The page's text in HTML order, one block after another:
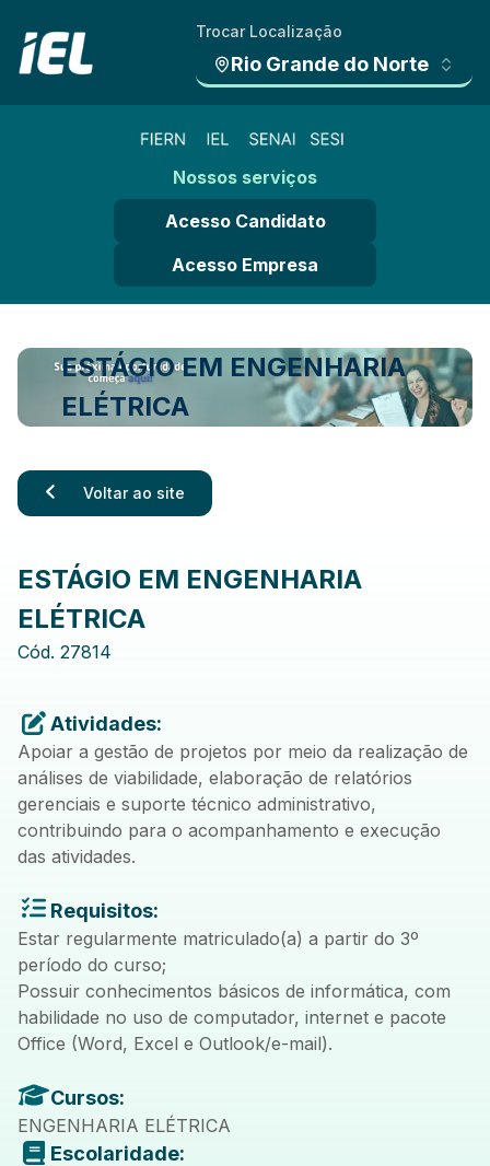
Trocar Localização
Rio Grande do Norte
Nossos serviços
Acesso Candidato
Acesso Empresa
ESTÁGIO EM ENGENHARIA
ELÉTRICA
Voltar ao site
ESTÁGIO EM ENGENHARIA
ELÉTRICA
Cód. 27814
Atividades:
Apoiar a gestão de projetos por meio da realização de
análises de viabilidade, elaboração de relatórios
gerenciais e suporte técnico administrativo,
contribuindo para o acompanhamento e execução
das atividades.
Requisitos:
Estar regularmente matriculado(a) a partir do 3º
período do curso;
Possuir conhecimentos básicos de informática, com
habilidade no uso de computador, internet e pacote
Office (Word, Excel e Outlook/e-mail).
Cursos:
ENGENHARIA ELÉTRICA
Escolaridade: